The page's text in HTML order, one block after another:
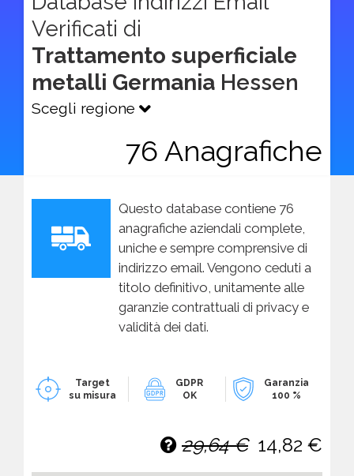
Verificati di
Trattamento superficiale
metalli Germania Hessen
Scegli regione
76 Anagrafiche
Questo database contiene 76
anagrafiche aziendali complete,
uniche e sempre comprensive di
indirizzo email. Vengono ceduti a
titolo definitivo, unitamente alle
garanzie contrattuali di privacy e
validità dei dati.
Target
su misura
GDPR
OK
Garanzia
100 %
29,64 € 14,82 €